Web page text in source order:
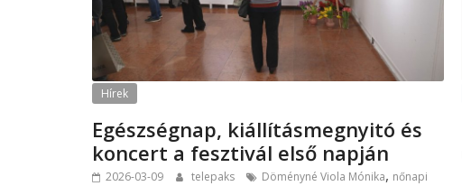
Hírek
Egészségnap, kiállításmegnyitó és
koncert a fesztivál első napján
2026-03-09 telepaks Döményné Viola Mónika, nőnapi